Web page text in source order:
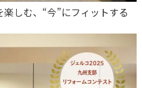
楽しむ、“今”にフィットする